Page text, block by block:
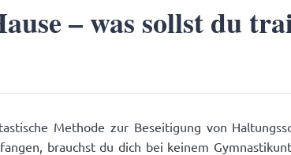
– was sollst du
Methode zur Beseitigung von
brauchst du dich bei keinem